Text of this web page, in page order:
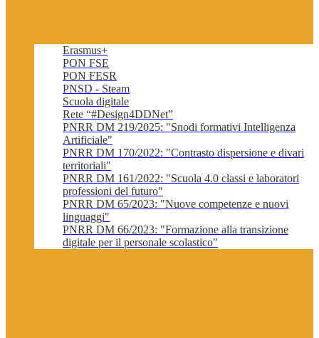
Erasmus+
PON FSE
PON FESR
PNSD - Steam
Scuola digitale
Rete “#Design4DDNet”
PNRR DM 219/2025: "Snodi formativi Intelligenza
Artificiale"
PNRR DM 170/2022: "Contrasto dispersione e divari
territoriali"
PNRR DM 161/2022: "Scuola 4.0 classi e laboratori
professioni del futuro"
PNRR DM 65/2023: "Nuove competenze e nuovi
linguaggi"
PNRR DM 66/2023: "Formazione alla transizione
digitale per il personale scolastico"